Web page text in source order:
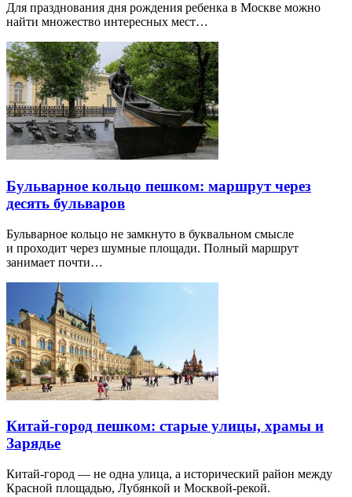
Для празднования дня рождения ребенка в Москве можно
найти множество интересных мест…
Бульварное кольцо пешком: маршрут через
десять бульваров
Бульварное кольцо не замкнуто в буквальном смысле
и проходит через шумные площади. Полный маршрут
занимает почти…
Китай-город пешком: старые улицы, храмы и
Зарядье
Китай-город — не одна улица, а исторический район между
Красной площадью, Лубянкой и Москвой-рекой.